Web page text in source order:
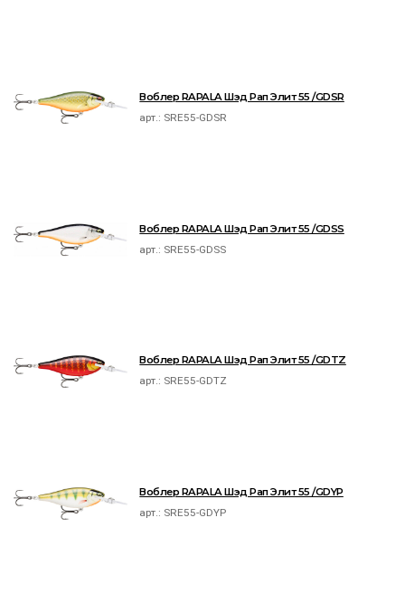
Воблер RAPALA Шэд Рап Элит 55 /GDSR
арт.: SRE55-GDSR
Воблер RAPALA Шэд Рап Элит 55 /GDSS
арт.: SRE55-GDSS
Воблер RAPALA Шэд Рап Элит 55 /GDTZ
арт.: SRE55-GDTZ
Воблер RAPALA Шэд Рап Элит 55 /GDYP
арт.: SRE55-GDYP